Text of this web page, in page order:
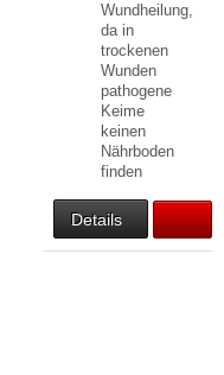
Wundheilung,
da in
trockenen
Wunden
pathogene
Keime
keinen
Nährboden
finden
Details